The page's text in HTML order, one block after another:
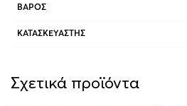
ΒΆΡΟΣ
ΚΑΤΑΣΚΕΥΑΣΤΉΣ
Σχετικά προϊόντα